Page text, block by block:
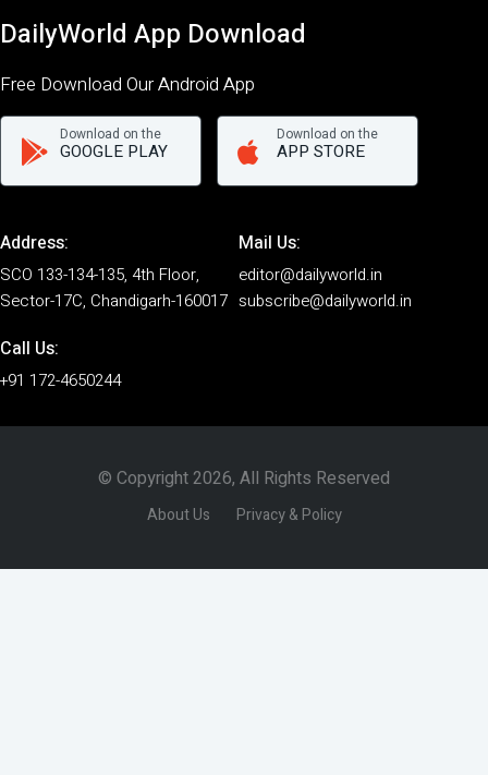
DailyWorld App Download
Free Download Our Android App
Download on the
GOOGLE PLAY
Download on the
APP STORE
Address:
SCO 133-134-135, 4th Floor,
Sector-17C, Chandigarh-160017
Mail Us:
editor@dailyworld.in
subscribe@dailyworld.in
Call Us:
+91 172-4650244
© Copyright 2026, All Rights Reserved
About Us Privacy & Policy